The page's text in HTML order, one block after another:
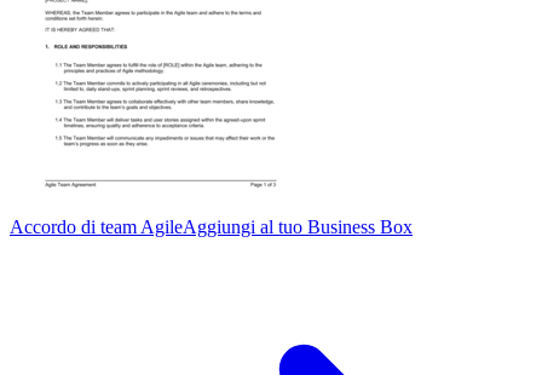
Accordo di team AgileAggiungi al tuo Business Box